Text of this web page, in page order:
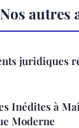
autres
juridiques
Inédites à
Moderne